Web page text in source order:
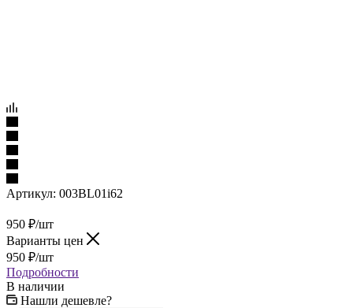
Артикул: 003BL01i62
950 ₽/шт
Варианты цен
950 ₽/шт
Подробности
В наличии
Нашли дешевле?